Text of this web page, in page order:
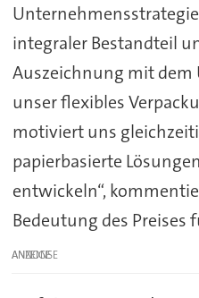
integraler Bestandteil
Auszeichnung mit
unser flexibles
motiviert uns
papierbasierte
entwickeln“,
Bedeutung des Preises
ANZEIGE